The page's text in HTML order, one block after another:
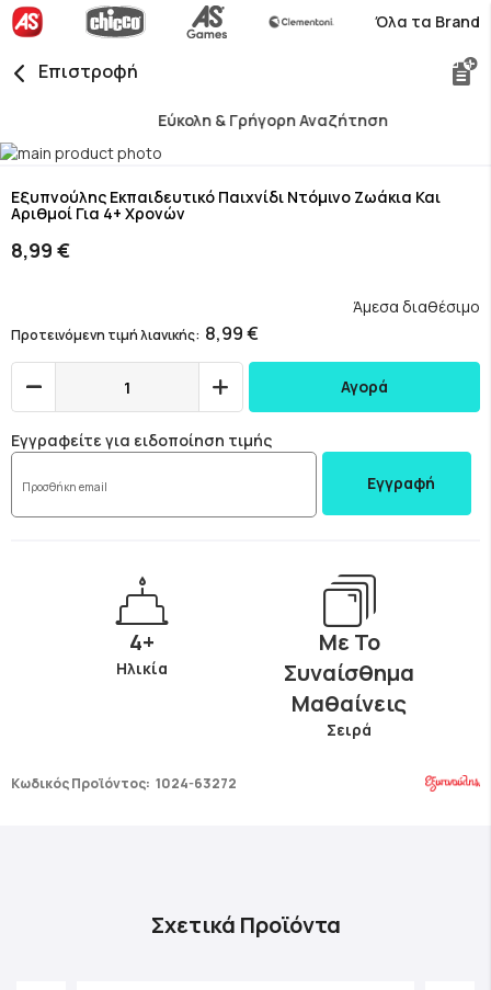
Όλα τα Brand
Επιστροφή
Εύκολη & Γρήγορη Αναζήτηση
Skip
the
end
of
the
to
the
beginning
of
gallery
Εξυπνούλης Εκπαιδευτικό Παιχνίδι Ντόμινο Ζωάκια Και
Αριθμοί Για 4+ Χρονών
8,99 €
Προτεινόμενη τιμή λιανικής 8,99 €
Άμεσα διαθέσιμο
Αγορά
Εγγραφείτε για ειδοποίηση τιμής
Εγγραφή
4+
Ηλικία
Με Το
Συναίσθημα
Μαθαίνεις
Σειρά
Κωδικός Προϊόντος: 1024-63272
Σχετικά Προϊόντα